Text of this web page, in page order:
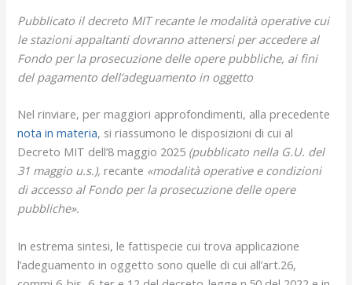
Pubblicato il decreto MIT recante le modalità operative cui
le stazioni appaltanti dovranno attenersi per accedere al
Fondo per la prosecuzione delle opere pubbliche, ai fini
del pagamento dell’adeguamento in oggetto
Nel rinviare, per maggiori approfondimenti, alla precedente
nota in materia, si riassumono le disposizioni di cui al
Decreto MIT dell’8 maggio 2025 (pubblicato nella G.U. del
31 maggio u.s.), recante «modalità operative e condizioni
di accesso al Fondo per la prosecuzione delle opere
pubbliche».
In estrema sintesi, le fattispecie cui trova applicazione
l’adeguamento in oggetto sono quelle di cui all’art.26,